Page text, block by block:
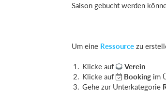
Saison gebucht werden
Um eine Ressource zu
Klicke auf
Verein
Klicke auf
Booking im
Gehe zur Unterkategorie